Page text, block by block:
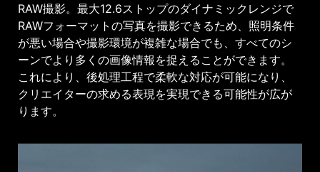
RAW撮影。最大12.6ストップのダイナミックレンジで
RAWフォーマットの写真を撮影できるため、照明条件
が悪い場合や撮影環境が複雑な場合でも、すべてのシ
ーンでより多くの画像情報を捉えることができます。
これにより、後処理工程で柔軟な対応が可能になり、
クリエイターの求める表現を実現できる可能性が広が
ります。